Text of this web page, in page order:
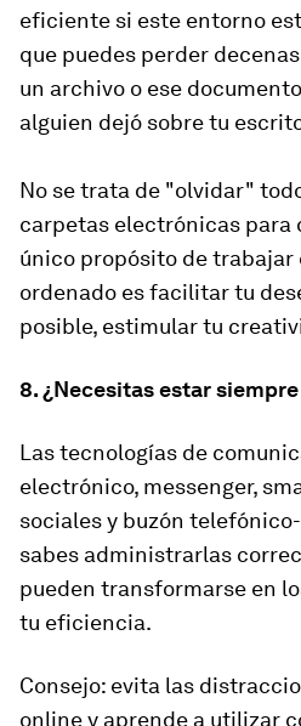
eficiente si este entorno
que puedes perder
un archivo o ese
alguien dejó sobre tu
No se trata de "olvidar"
carpetas electrónicas para
único propósito de trabajar
ordenado es facilitar tu
posible, estimular tu
8. ¿Necesitas estar
Las tecnologías de
electrónico, messenger,
sociales y buzón
sabes administrarlas
pueden transformarse en
tu eficiencia.
Consejo: evita las
online y aprende a utilizar